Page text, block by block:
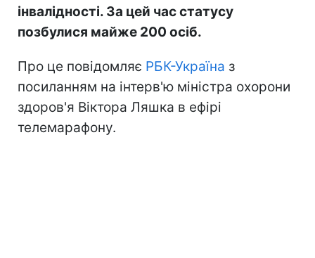
інвалідності. За цей час статусу
позбулися майже 200 осіб.
Про це повідомляє РБК-Україна з
посиланням на інтерв'ю міністра охорони
здоров'я Віктора Ляшка в ефірі
телемарафону.